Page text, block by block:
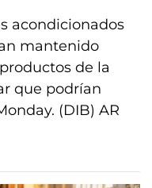
acondicionados
mantenido
de la
que podrían
(DIB) AR